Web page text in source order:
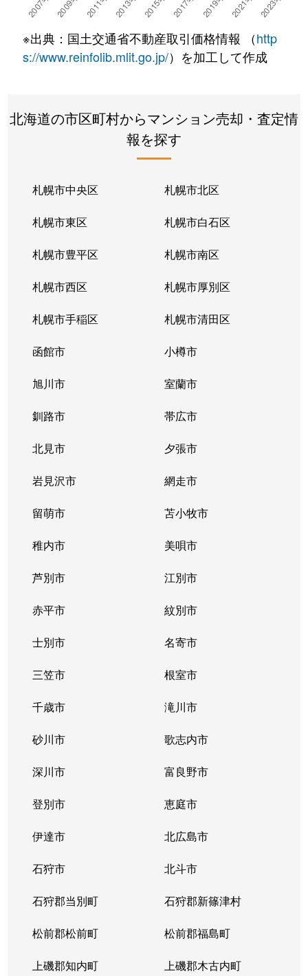
湯川町 780万円 湯の川温泉
徒歩4
湯浜町
450万円 函館アリーナ前
徒歩15
若松町
630万円 函館駅前 徒歩6
※出典：国土交通省不動産取引価格情報 （http
s://www.reinfolib.mlit.go.jp/）を加工して作成
北海道の市区町村からマンション売却・査定情
報を探す
札幌市中央区 札幌市北区
札幌市東区 札幌市白石区
札幌市豊平区 札幌市南区
札幌市西区 札幌市厚別区
札幌市手稲区 札幌市清田区
函館市 小樽市
旭川市 室蘭市
釧路市 帯広市
北見市 夕張市
岩見沢市 網走市
留萌市 苫小牧市
稚内市 美唄市
芦別市 江別市
赤平市 紋別市
士別市 名寄市
三笠市 根室市
千歳市 滝川市
砂川市 歌志内市
深川市 富良野市
登別市 恵庭市
伊達市 北広島市
石狩市 北斗市
石狩郡当別町 石狩郡新篠津村
松前郡松前町 松前郡福島町
上磯郡知内町 上磯郡木古内町